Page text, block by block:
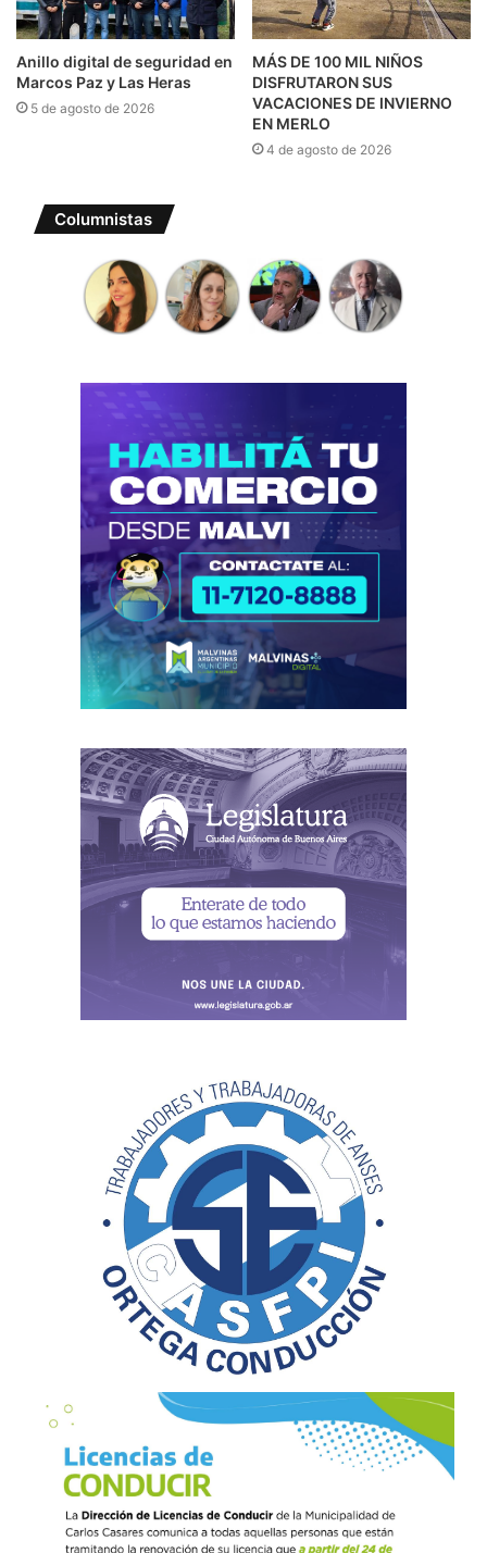
Anillo digital de seguridad en
Marcos Paz y Las Heras
5 de agosto de 2026
MÁS DE 100 MIL NIÑOS
DISFRUTARON SUS
VACACIONES DE INVIERNO
EN MERLO
4 de agosto de 2026
Columnistas